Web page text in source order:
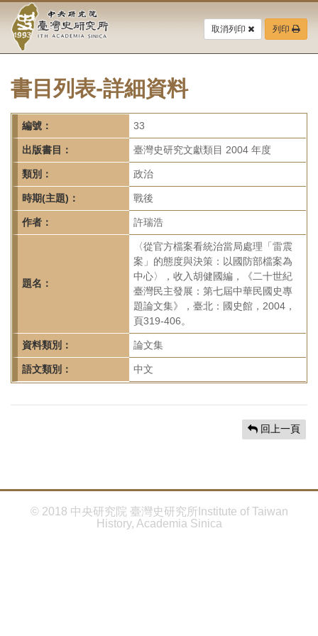
要
中
央
研
究
院-
臺
灣
史
研
所-
頁
取消列印 列印
書目列表-詳細資料
編號： 33
出版書目： 臺灣史研究文獻類目 2004 年度
類別： 政治
時期(主題)： 戰後
作者： 許瑞浩
題名：
〈從官方檔案看統治當局處理「雷震
案」的態度與決策：以國防部檔案為
中心〉，收入胡健國編，《二十世紀
臺灣民主發展：第七屆中華民國史專
題論文集》，臺北：國史館，2004，
頁319-406。
資料類別： 論文集
語文類別： 中文
回上一頁
© 2018 中央研究院 臺灣史研究所Institute of Taiwan
History, Academia Sinica